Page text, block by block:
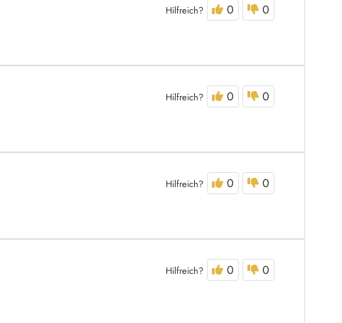
Hilfreich? 0 0
Hilfreich? 0 0
Hilfreich? 0 0
Hilfreich? 0 0